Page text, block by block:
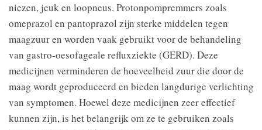
niezen, jeuk en loopneus. Protonpompremmers zoals
omeprazol en pantoprazol zijn sterke middelen tegen
maagzuur en worden vaak gebruikt voor de behandeling
van gastro-oesofageale refluxziekte (GERD). Deze
medicijnen verminderen de hoeveelheid zuur die door de
maag wordt geproduceerd en bieden langdurige verlichting
van symptomen. Hoewel deze medicijnen zeer effectief
kunnen zijn, is het belangrijk om ze te gebruiken zoals